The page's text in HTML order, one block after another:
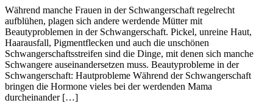
Während manche Frauen in der Schwangerschaft regelrecht
aufblühen, plagen sich andere werdende Mütter mit
Beautyproblemen in der Schwangerschaft. Pickel, unreine Haut,
Haarausfall, Pigmentflecken und auch die unschönen
Schwangerschaftsstreifen sind die Dinge, mit denen sich manche
Schwangere auseinandersetzen muss. Beautyprobleme in der
Schwangerschaft: Hautprobleme Während der Schwangerschaft
bringen die Hormone vieles bei der werdenden Mama
durcheinander […]